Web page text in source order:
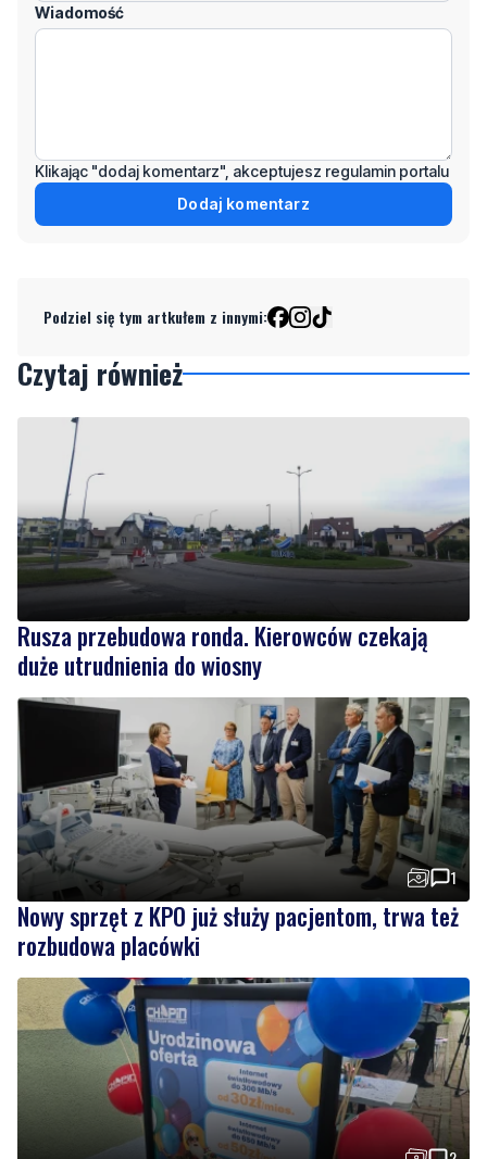
Rusza przebudowa ronda. Kierowców czekają
duże utrudnienia do wiosny
1
Nowy sprzęt z KPO już służy pacjentom, trwa też
rozbudowa placówki
2
Urodziny Biura Obsługi Klienta w Pucku. Były
promocje, porady i atrakcje dla najmłodszych